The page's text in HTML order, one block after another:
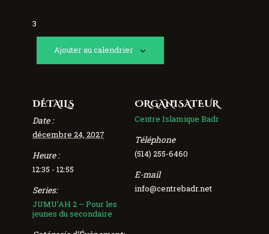
3
Ajouter au calendrier
DÉTAILS
Date :
décembre 24, 2027
Heure :
12:35 - 12:55
Series:
JUMU’AH 2 – Pour les
jeunes du secondaire
ORGANISATEUR
Centre Islamique Badr
Téléphone
(514) 255-6460
E-mail
info@centrebadr.net